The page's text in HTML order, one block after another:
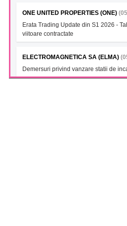
ONE UNITED PROPERTIES (ONE)
Erata Trading Update din S1 2026 -
viitoare contractate
ELECTROMAGNETICA SA (ELMA)
Demersuri privind vanzare statii de